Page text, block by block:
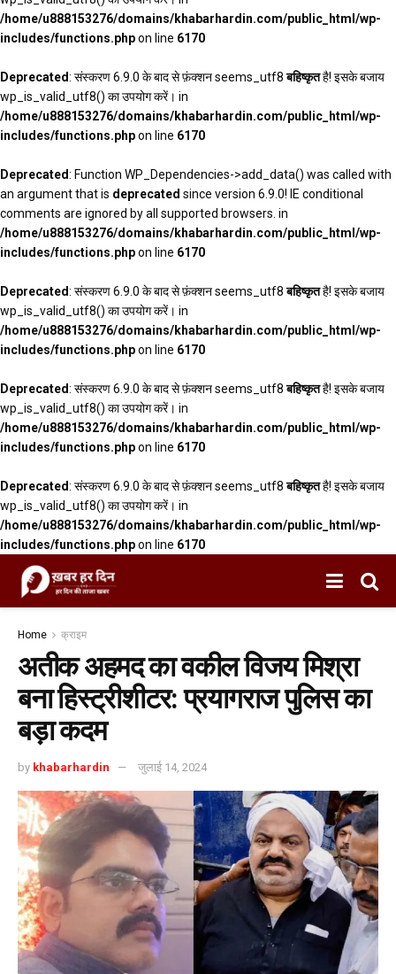
/home/u888153276/domains/khabarhardin.com/public_html/wp-
includes/functions.phpon line 6170
Deprecated: संस्करण 6.9.0 के बाद से फ़ंक्शन seems_utf8बहिष्कृतहै! इसके बजाय
wp_is_valid_utf8() का उपयोग करें। in
/home/u888153276/domains/khabarhardin.com/public_html/wp-
includes/functions.phpon line 6170
Deprecated: Function WP_Dependencies->add_data() was called with
an argument that is deprecated since version 6.9.0! IE conditional
comments are ignored by all supported browsers. in
/home/u888153276/domains/khabarhardin.com/public_html/wp-
includes/functions.phpon line 6170
Deprecated: संस्करण 6.9.0 के बाद से फ़ंक्शन seems_utf8बहिष्कृतहै! इसके बजाय
wp_is_valid_utf8() का उपयोग करें। in
/home/u888153276/domains/khabarhardin.com/public_html/wp-
includes/functions.phpon line 6170
Deprecated: संस्करण 6.9.0 के बाद से फ़ंक्शन seems_utf8बहिष्कृतहै! इसके बजाय
wp_is_valid_utf8() का उपयोग करें। in
/home/u888153276/domains/khabarhardin.com/public_html/wp-
includes/functions.phpon line 6170
Deprecated: संस्करण 6.9.0 के बाद से फ़ंक्शन seems_utf8बहिष्कृतहै! इसके बजाय
wp_is_valid_utf8() का उपयोग करें। in
/home/u888153276/domains/khabarhardin.com/public_html/wp-
includes/functions.phpon line 6170
Home क्राइम
अतीक अहमद का वकील विजय मिश्रा
बना हिस्ट्रीशीटर: प्रयागराज पुलिस का
बड़ा कदम
by khabarhardin जुलाई 14, 2024